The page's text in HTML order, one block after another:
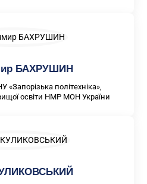
БАХРУШИН
«Запорізька політехніка»,
освіти НМР МОН України